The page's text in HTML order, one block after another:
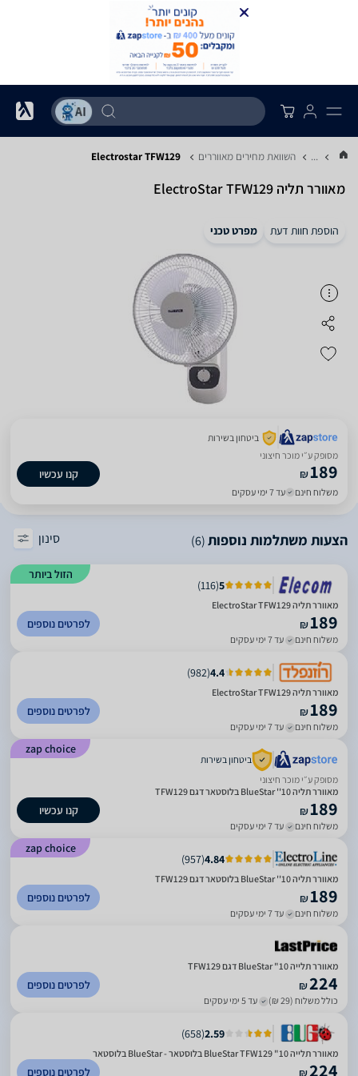
... השוואת מחירים מאווררים Electrostar TFW129
‏מאוורר תליה ElectroStar TFW129
הוספת חוות דעת מפרט טכני
ביטחון בשירות
מסופק ע״י מוכר חיצוני
₪189
משלוח חינם עד 7 ימי עסקים
קנו עכשיו
הצעות משתלמות נוספות(6) סינון
הזול ביותר
5
(
116
)
מאוורר תליה ElectroStar TFW129
₪189
משלוח חינם עד 7 ימי עסקים
לפרטים נוספים
4.4
(
982
)
מאוורר תליה ElectroStar TFW129
₪189
משלוח חינם עד 7 ימי עסקים
לפרטים נוספים
zap choice
ביטחון בשירות
מסופק ע״י מוכר חיצוני
מאוורר תליה 10'' BlueStar בלוסטאר דגם TFW129
₪189
משלוח חינם עד 7 ימי עסקים
קנו עכשיו
zap choice
4.84
(
957
)
מאוורר תליה 10'' BlueStar בלוסטאר דגם TFW129
₪189
משלוח חינם עד 7 ימי עסקים
לפרטים נוספים
מאוורר תלייה 10" BlueStar דגם TFW129
₪224
כולל משלוח (29 ₪) עד 5 ימי עסקים
לפרטים נוספים
2.59
(
658
)
מאוורר תלייה 10" BlueStar TFW129 בלוסטאר - BlueStar בלוסטאר
₪224 לפרטים נוספים